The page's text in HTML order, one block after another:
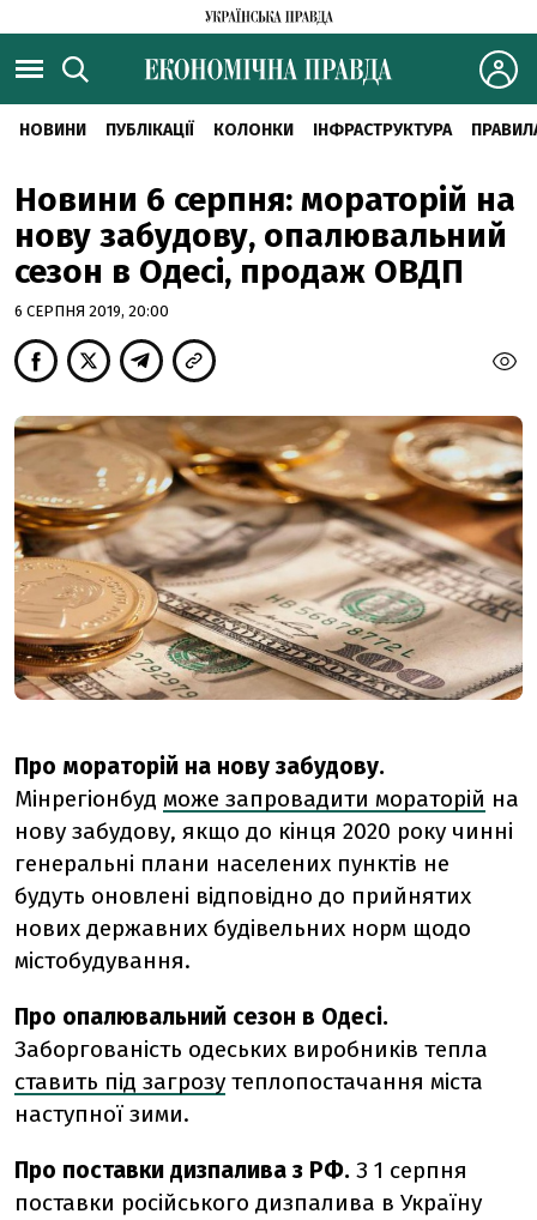
НОВИНИ ПУБЛІКАЦІЇ КОЛОНКИ ІНФРАСТРУКТУРА
Новини 6 серпня: мораторій на
нову забудову, опалювальний
сезон в Одесі, продаж ОВДП
6 СЕРПНЯ 2019, 20:00
Про мораторій на нову забудову.
Мінрегіонбуд може запровадити мораторій на
нову забудову, якщо до кінця 2020 року чинні
генеральні плани населених пунктів не
будуть оновлені відповідно до прийнятих
нових державних будівельних норм щодо
містобудування.
Про опалювальний сезон в Одесі.
Заборгованість одеських виробників тепла
ставить під загрозу теплопостачання міста
наступної зими.
Про поставки дизпалива з РФ. З 1 серпня
поставки російського дизпалива в Україну